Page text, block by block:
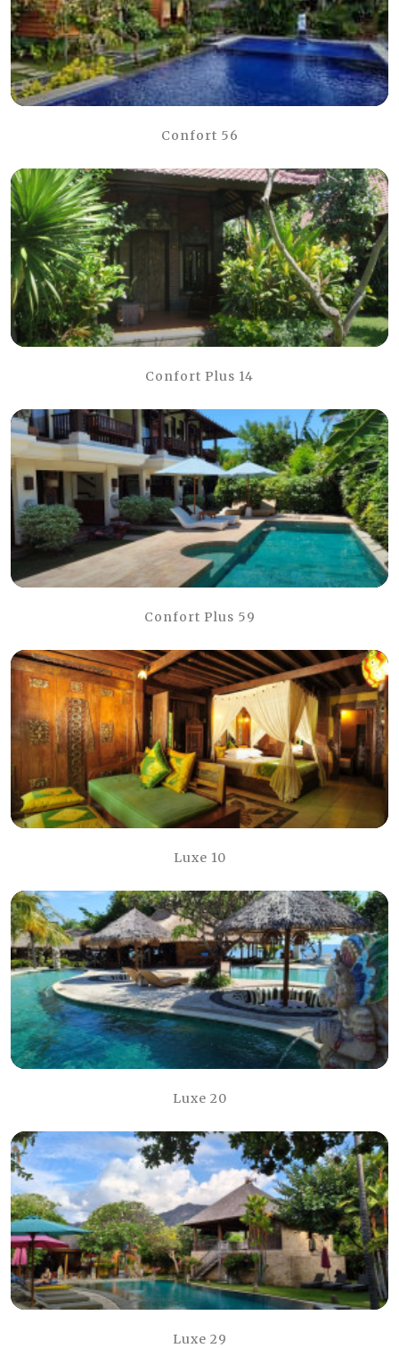
Confort 56
Confort Plus 14
Confort Plus 59
Luxe 10
Luxe 20
Luxe 29